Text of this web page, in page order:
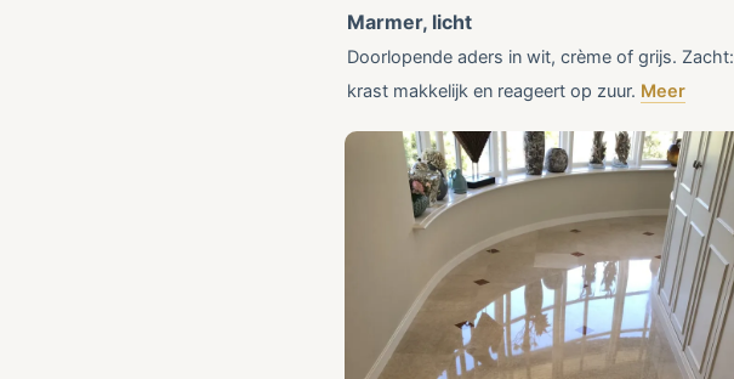
Marmer, licht
Doorlopende aders in wit, crème of grijs. Zacht:
krast makkelijk en reageert op zuur. Meer